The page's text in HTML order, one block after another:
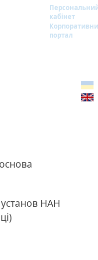
кабінет
портал
НАН